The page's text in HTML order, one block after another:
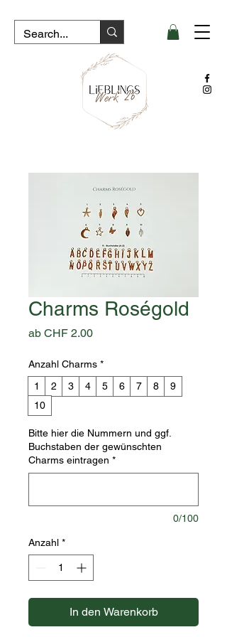
Charms Roségold
ab CHF 2.00Sale-
Anzahl Charms *
1
2 3 4 5 6 7 8
9
10
Bitte hier die Nummern und ggf.
Buchstaben der gewünschten
Charms eintragen *
0/100
Anzahl *
In den Warenkorb